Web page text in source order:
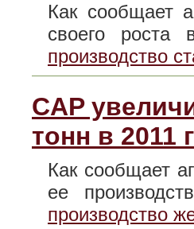
Как сообщает
своего
производство
CAP
тонн в 2011
Как сообщает
ее
производство